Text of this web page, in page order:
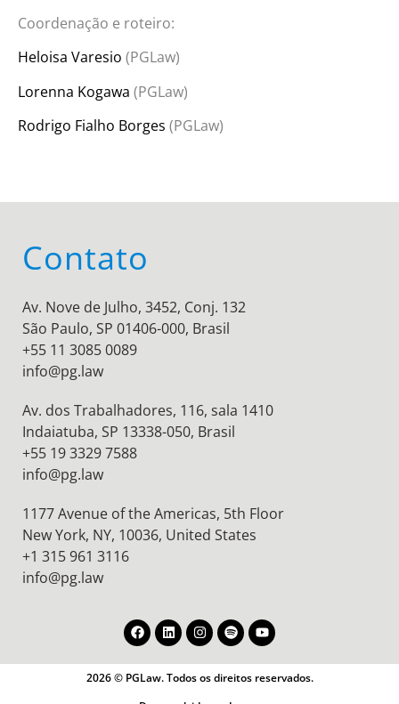
Coordenação e roteiro:
Heloisa Varesio (PGLaw)
Lorenna Kogawa (PGLaw)
Rodrigo Fialho Borges (PGLaw)
Contato
Av. Nove de Julho, 3452, Conj. 132
São Paulo, SP 01406-000, Brasil
+55 11 3085 0089
info@pg.law
Av. dos Trabalhadores, 116, sala 1410
Indaiatuba, SP 13338-050, Brasil
+55 19 3329 7588
info@pg.law
1177 Avenue of the Americas, 5th Floor
New York, NY, 10036, United States
+1 315 961 3116
info@pg.law
2026 © PGLaw. Todos os direitos reservados.